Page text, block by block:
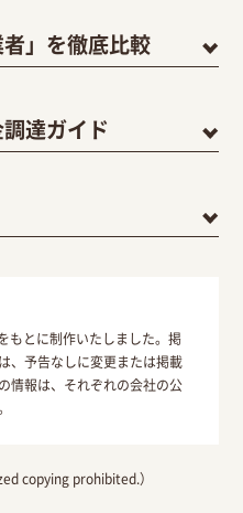
者」を徹底比較
達ガイド
もとに制作いたしました。掲
、予告なしに変更または掲載
情報は、それぞれの会社の公
copying prohibited.）